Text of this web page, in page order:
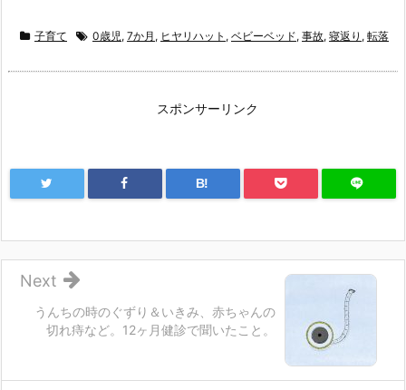
子育て 0歳児 , 7か月 , ヒヤリハット , ベビーベッド, 事故, 寝返り , 転落
スポンサーリンク
B!
うんちの時のぐずり＆いきみ、赤ちゃんの
切れ痔など。12ヶ月健診で聞いたこと。
Next